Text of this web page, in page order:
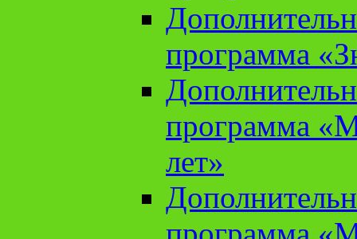
программа
программа
лет»